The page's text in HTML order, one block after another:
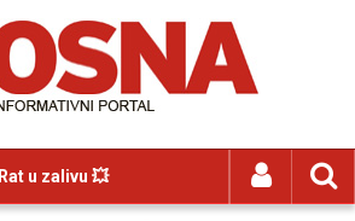
Rat u zalivu 💥